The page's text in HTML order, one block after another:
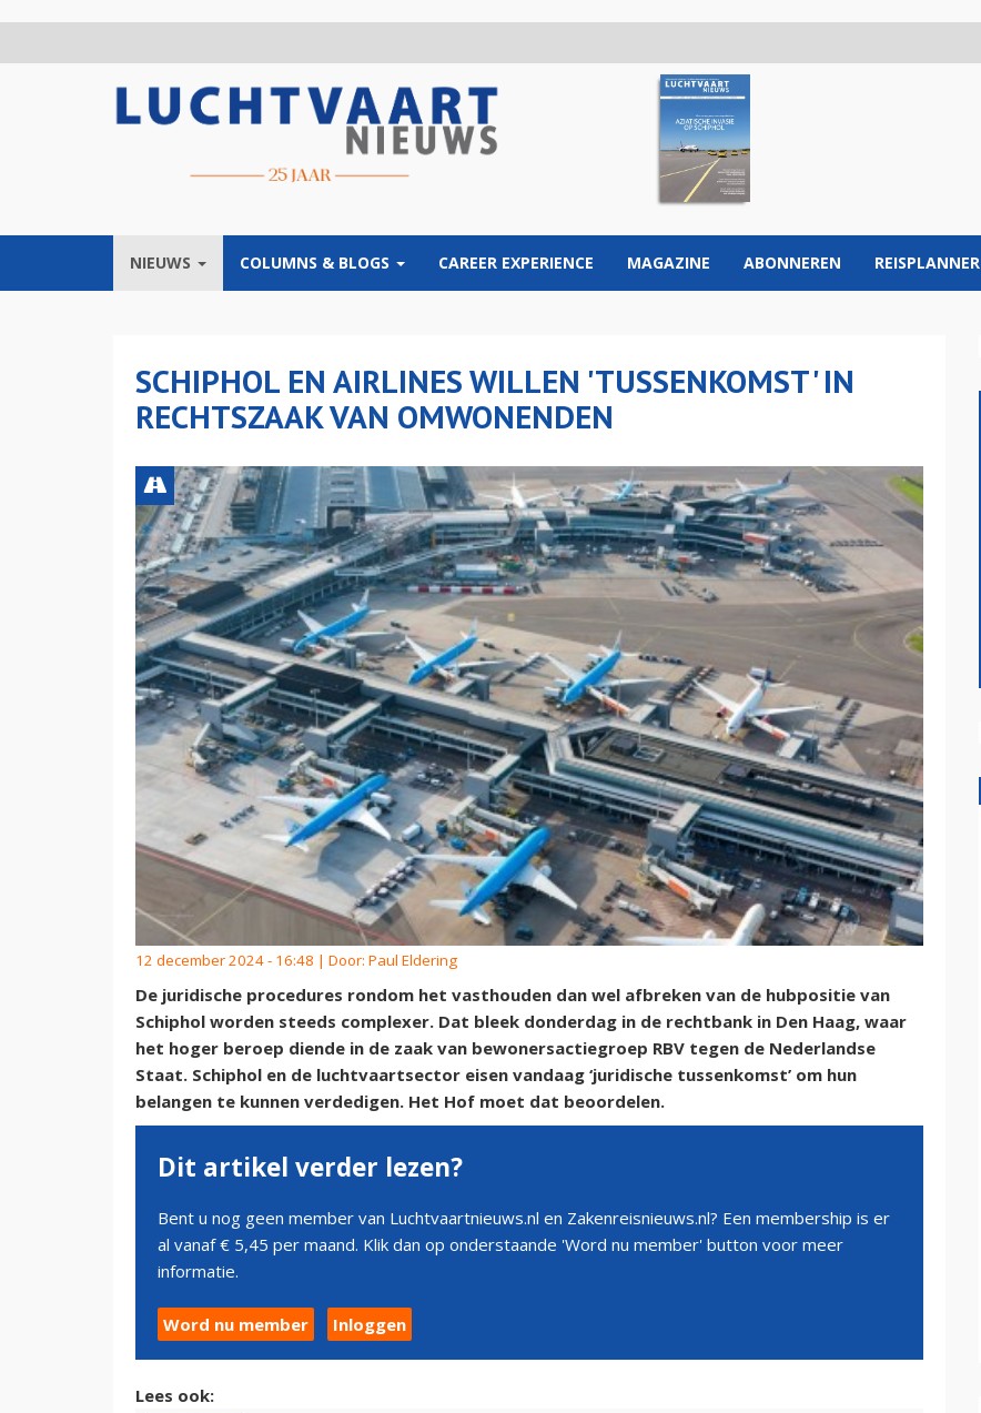
NIEUWS COLUMNS & BLOGS CAREER EXPERIENCE MAGAZINE ABONNEREN REISPLANNER
SCHIPHOL EN AIRLINES WILLEN 'TUSSENKOMST' IN
RECHTSZAAK VAN OMWONENDEN
12 december 2024 - 16:48 | Door: Paul Eldering
De juridische procedures rondom het vasthouden dan wel afbreken van de hubpositie van
Schiphol worden steeds complexer. Dat bleek donderdag in de rechtbank in Den Haag, waar
het hoger beroep diende in de zaak van bewonersactiegroep RBV tegen de Nederlandse
Staat. Schiphol en de luchtvaartsector eisen vandaag ‘juridische tussenkomst’ om hun
belangen te kunnen verdedigen. Het Hof moet dat beoordelen.
Dit artikel verder lezen?
Bent u nog geen member van Luchtvaartnieuws.nl en Zakenreisnieuws.nl? Een membership is er
al vanaf € 5,45 per maand. Klik dan op onderstaande 'Word nu member' button voor meer
informatie.
Word nu member Inloggen
Lees ook: